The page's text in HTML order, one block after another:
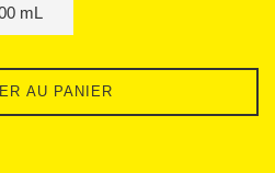
AU PANIER